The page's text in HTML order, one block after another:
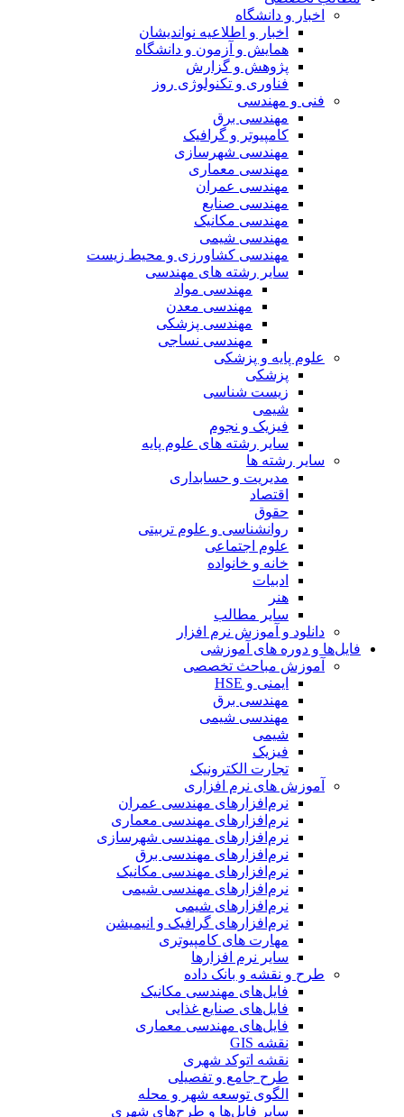
اخبار و دانشگاه
اخبار و اطلاعیه نواندیشان
همایش و آزمون و دانشگاه
پژوهش و گزارش
فناوری و تکنولوژی روز
فنی و مهندسی
مهندسی برق
کامپیوتر و گرافیک
مهندسی شهرسازی
مهندسی معماری
مهندسی عمران
مهندسی صنایع
مهندسی مکانیک
مهندسی شیمی
مهندسی کشاورزی و محیط زیست
سایر رشته های مهندسی
مهندسی مواد
مهندسی معدن
مهندسی پزشکی
مهندسی نساجی
علوم پایه و پزشکی
پزشکی
زیست شناسی
شیمی
فیزیک و نجوم
سایر رشته های علوم پایه
سایر رشته ها
مدیریت و حسابداری
اقتصاد
حقوق
روانشناسی و علوم تربیتی
علوم اجتماعی
خانه و خانواده
ادبیات
هنر
سایر مطالب
دانلود و آموزش نرم افزار
فایل‌ها و دوره های آموزشی
آموزش مباحث تخصصی
ایمنی و HSE
مهندسی برق
مهندسی شیمی
شیمی
فیزیک
تجارت الکترونیک
آموزش های نرم افزاری
نرم‌افزارهای مهندسی عمران
نرم‌افزارهای مهندسی معماری
نرم‌افزارهای مهندسی شهرسازی
نرم‌افزارهای مهندسی برق
نرم‌افزارهای مهندسی مکانیک
نرم‌افزارهای مهندسی شیمی
نرم‌افزارهای شیمی
نرم‌افزارهای گرافیک و انیمیشن
مهارت های کامپیوتری
سایر نرم افزارها
طرح و نقشه و بانک داده
فایل‌های مهندسی مکانیک
فایل‌های صنایع غذایی
فایل‌های مهندسی معماری
نقشه GIS
نقشه اتوکد شهری
طرح جامع و تفصیلی
الگوی توسعه شهر و محله
سایر فایل‌ها و طرح‌های شهری